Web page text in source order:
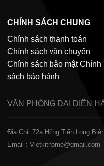
CHÍNH SÁCH CHUNG
Chính sách thanh toán
Chính sách vận chuyển
Chính sách bảo mật Chính
sách bảo hành
VĂN PHÒNG ĐẠI DIỆN
Địa Chỉ: 72a Hồng Tiến Long
Email : Vietkithome@gmail.com